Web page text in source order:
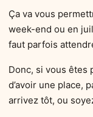
Ça va vous
week-end ou en
faut parfois
Donc, si vous êtes
d’avoir une place,
arrivez tôt, ou